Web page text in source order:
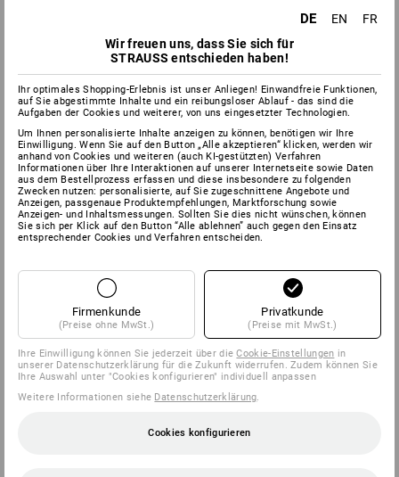
DE EN
FR
Wir freuen uns, dass Sie sich für
STRAUSS entschieden haben!
Ihr optimales Shopping-Erlebnis ist unser Anliegen! Einwandfreie Funktionen,
auf Sie abgestimmte Inhalte und ein reibungsloser Ablauf - das sind die
Aufgaben der Cookies und weiterer, von uns eingesetzter Technologien.
Um Ihnen personalisierte Inhalte anzeigen zu können, benötigen wir Ihre
Einwilligung. Wenn Sie auf den Button „Alle akzeptieren“ klicken, werden wir
anhand von Cookies und weiteren (auch KI-gestützten) Verfahren
Informationen über Ihre Interaktionen auf unserer Internetseite sowie Daten
aus dem Bestellprozess erfassen und diese insbesondere zu folgenden
Zwecken nutzen: personalisierte, auf Sie zugeschnittene Angebote und
Anzeigen, passgenaue Produktempfehlungen, Marktforschung sowie
Anzeigen- und Inhaltsmessungen. Sollten Sie dies nicht wünschen, können
Sie sich per Klick auf den Button “Alle ablehnen” auch gegen den Einsatz
entsprechender Cookies und Verfahren entscheiden.
Firmenkunde
(Preise ohne MwSt.)
Privatkunde
(Preise mit MwSt.)
Ihre Einwilligung können Sie jederzeit über dieCookie-Einstellungen in
unserer Datenschutzerklärung für die Zukunft widerrufen. Zudem können Sie
Ihre Auswahl unter "Cookies konfigurieren" individuell anpassen
Weitere Informationen siehe Datenschutzerklärung.
Cookies konfigurieren